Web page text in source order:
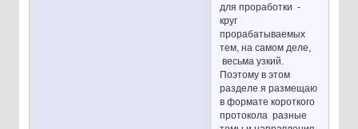
для проработки -
круг
прорабатываемых
тем, на самом деле,
весьма узкий.
Поэтому в этом
разделе я размещаю
в формате короткого
протокола разные